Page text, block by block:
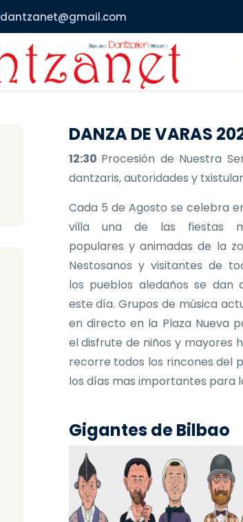
dantzanet@gmail.com
DANZA DE VARAS
12:30 Procesión de Nuestra
dantzaris, autoridades y
Cada 5 de Agosto se celebra
villa una de las fiestas
populares y animadas de la
Nestosanos y visitantes de
los pueblos aledaños se dan
este día. Grupos de música
en directo en la Plaza Nueva
el disfrute de niños y mayores
recorre todos los rincones del
los días mas importantes para
Gigantes de Bilbao